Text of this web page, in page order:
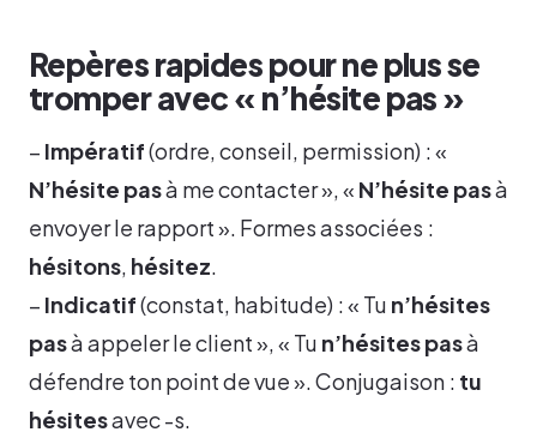
Repères rapides pour ne plus se
tromper avec « n’hésite pas »
– Impératif(ordre, conseil, permission) : «
N’hésite pasà me contacter », « N’hésite pasà
envoyer le rapport ». Formes associées :
hésitons, hésitez.
– Indicatif(constat, habitude) : « Tu n’hésites
pasà appeler le client », « Tu n’hésites pasà
défendre ton point de vue ». Conjugaison : tu
hésitesavec -s.